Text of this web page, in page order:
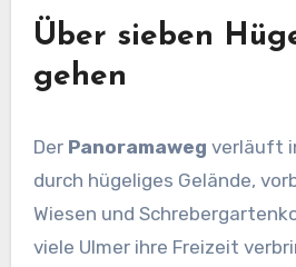
Über sieben
gehen
Der Panoramaweg verläuft
durch hügeliges Gelände,
Wiesen und
viele Ulmer ihre Freizeit